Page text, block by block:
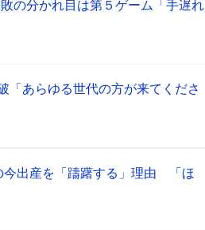
の分かれ目は第５ゲーム「手遅れ
「あらゆる世代の方が来てくださ
出産を「躊躇する」理由 「ほ